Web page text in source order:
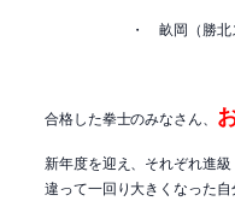
・ 畝岡（勝北
合格した拳士のみなさん、
新年度を迎え、それぞれ進
違って一回り大きくなった